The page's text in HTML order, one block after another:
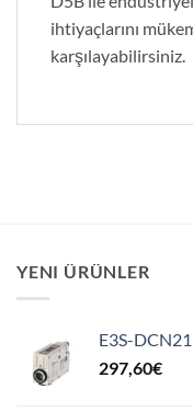
ihtiyaçlarını
karşılayabilirsiniz.
YENI ÜRÜNLER
E3S-DCN21
297,60€